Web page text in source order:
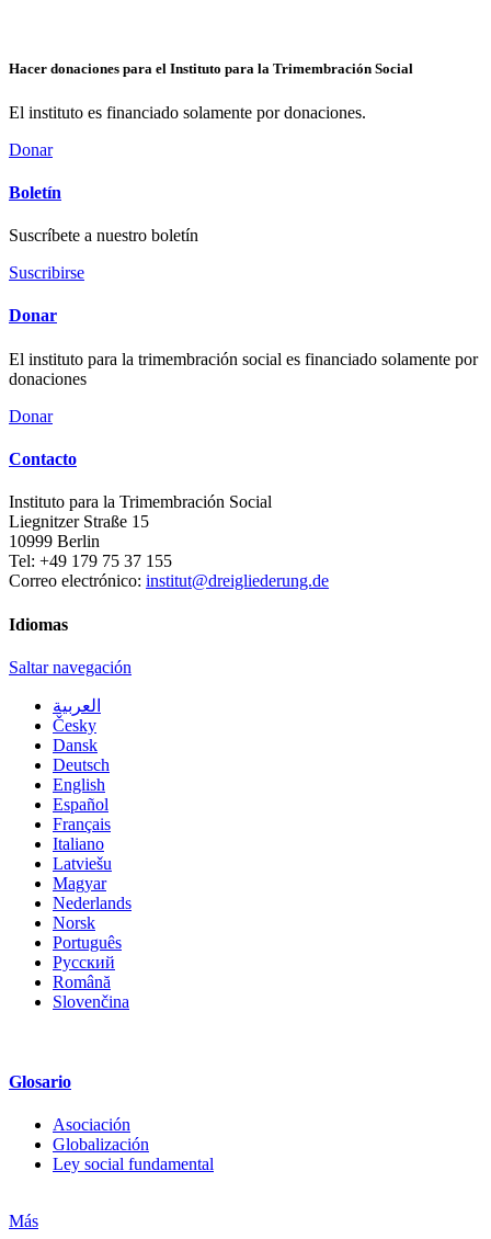
Hacer donaciones para el Instituto para la Trimembración Social
El instituto es financiado solamente por donaciones.
Donar
Boletín
Suscríbete a nuestro boletín
Suscribirse
Donar
El instituto para la trimembración social es financiado solamente por
donaciones
Donar
Contacto
Instituto para la Trimembración Social
Liegnitzer Straße 15
10999 Berlin
Tel: +49 179 75 37 155
Correo electrónico: institut@dreigliederung.de
Idiomas
Saltar navegación
العربية
Česky
Dansk
Deutsch
English
Español
Français
Italiano
Latviešu
Magyar
Nederlands
Norsk
Português
Русский
Română
Slovenčina
Glosario
Asociación
Globalización
Ley social fundamental
Más